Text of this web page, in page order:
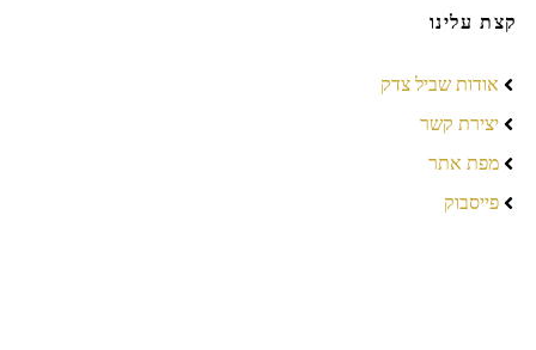
קצת עלינו
אודות שביל צדק
יצירת קשר
מפת אתר
פייסבוק